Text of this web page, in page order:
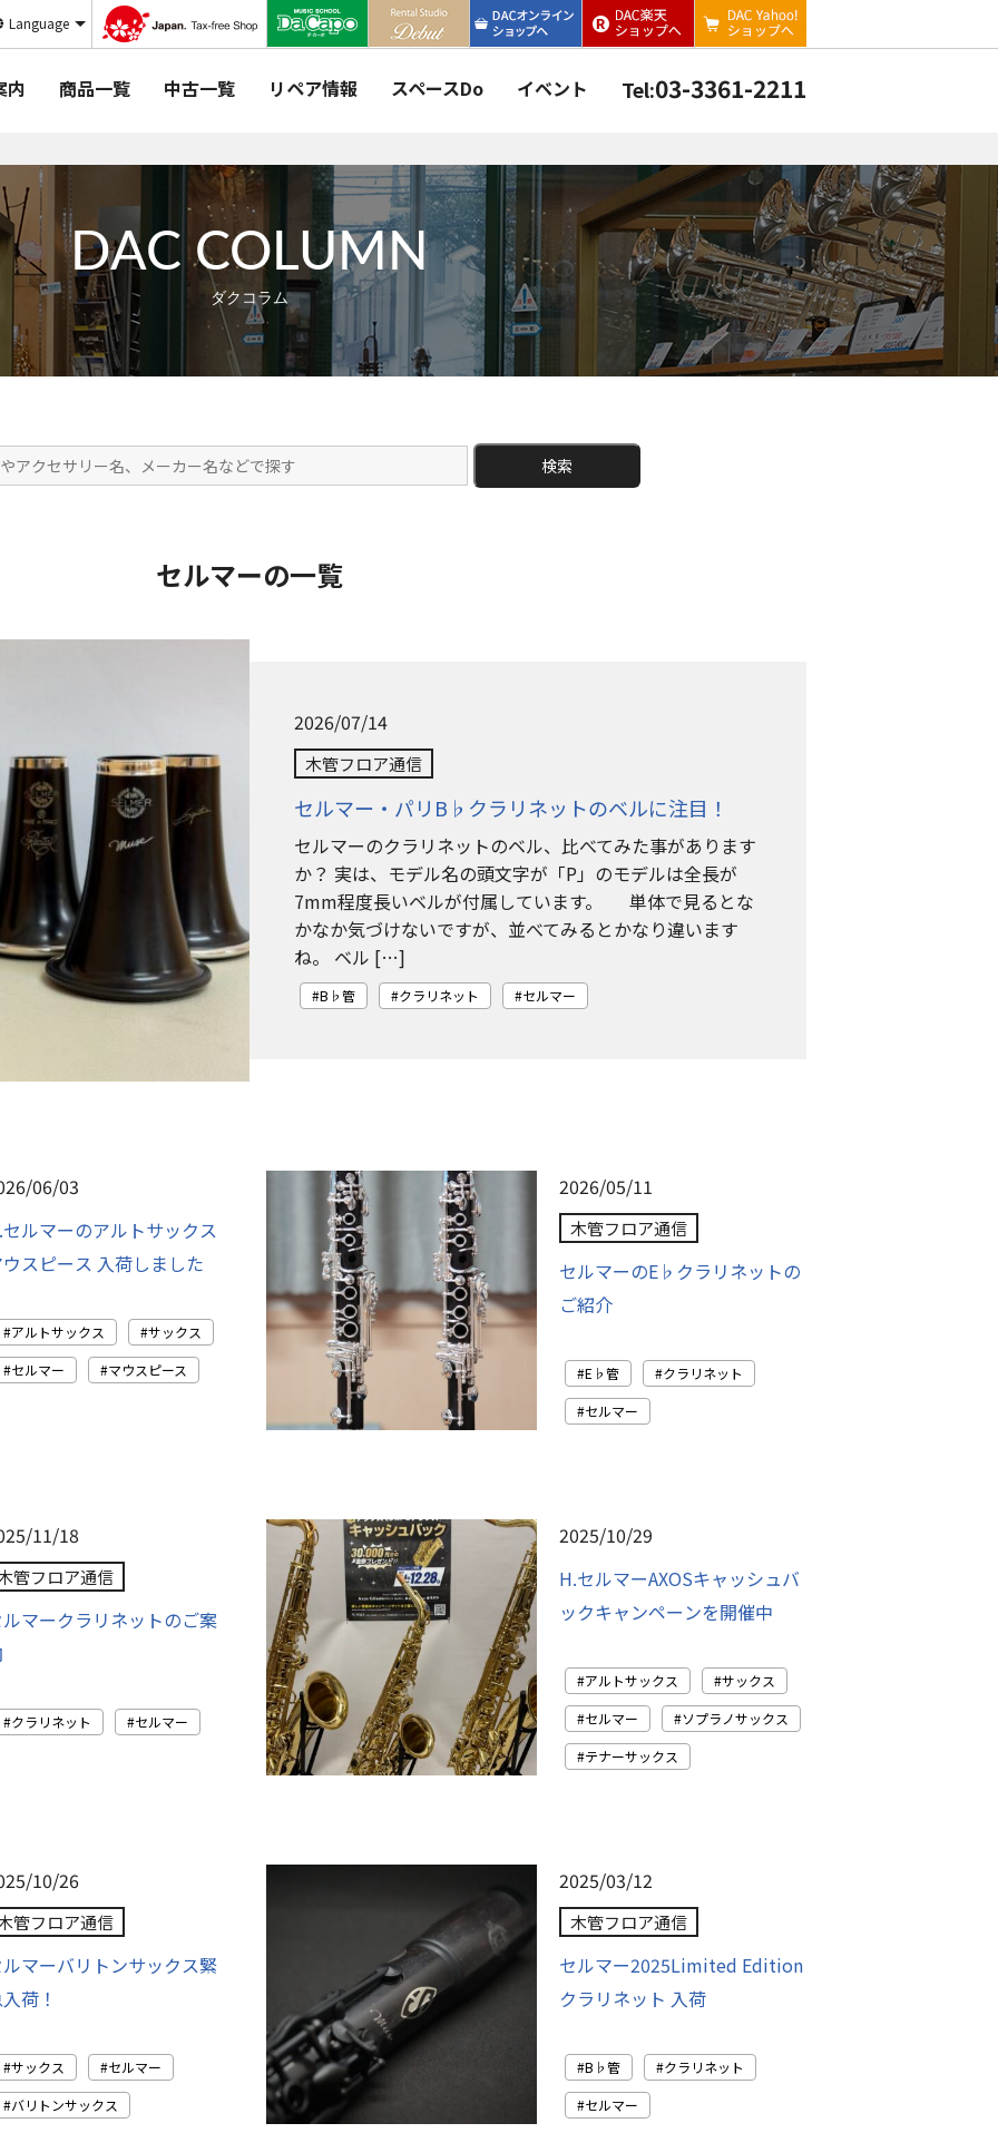
Language
内 商品一覧 中古一覧 リペア情報 スペースDo イベント Tel:03-3361-2211
DAC COLUMN
ダクコラム
検索
セルマーの一覧
2026/07/14
木管フロア通信
セルマー・パリB♭クラリネットのベルに注目！
セルマーのクラリネットのベル、比べてみた事があります
か？ 実は、モデル名の頭文字が「P」のモデルは全長が
7mm程度長いベルが付属しています。 単体で見るとな
かなか気づけないですが、並べてみるとかなり違います
ね。 ベル […]
B♭管 クラリネット セルマー
06/03
ルマーのアルトサックス
スピース 入荷しました
アルトサックス
サックス
セルマー
マウスピース
2026/05/11
木管フロア通信
セルマーのE♭クラリネットの
ご紹介
E♭管
クラリネット
セルマー
11/18
管フロア通信
マークラリネットのご案
クラリネット セルマー
2025/10/29
H.セルマーAXOSキャッシュバ
ックキャンペーンを開催中
アルトサックス
サックス
セルマー
ソプラノサックス
テナーサックス
10/26
管フロア通信
マーバリトンサックス緊
荷！
サックス
セルマー
バリトンサックス
2025/03/12
木管フロア通信
セルマー2025Limited Edition
クラリネット 入荷
B♭管
クラリネット
セルマー